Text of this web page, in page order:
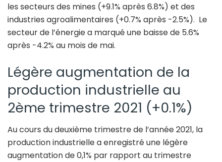
les secteurs des mines (+9.1% après 6.8%) et des
industries agroalimentaires (+0.7% après -2.5%). Le
secteur de l’énergie a marqué une baisse de 5.6%
après -4.2% au mois de mai.
Légère augmentation de la
production industrielle au
2ème trimestre 2021 (+0.1%)
Au cours du deuxième trimestre de l’année 2021, la
production industrielle a enregistré une légère
augmentation de 0,1% par rapport au trimestre